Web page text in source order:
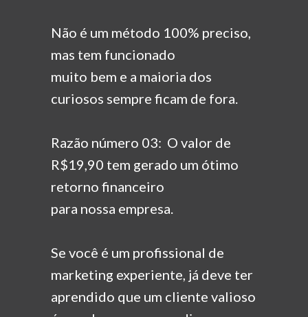
Não é um método 100% preciso,
mas tem funcionado
muito bem e a maioria dos
curiosos sempre ficam de fora.
Razão número 03: O valor de
R$19,90 tem gerado um ótimo
retorno financeiro
para nossa empresa.
Se você é um profissional de
marketing experiente, já deve ter
aprendido que um cliente valioso